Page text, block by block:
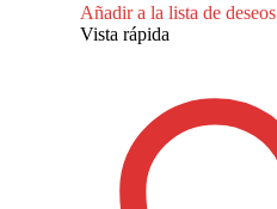
Añadir a la lista de deseos
Vista rápida